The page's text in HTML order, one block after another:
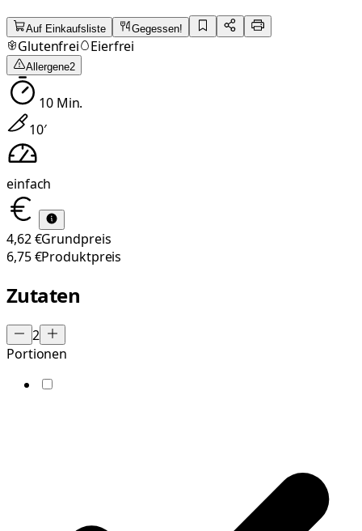
Auf Einkaufsliste Gegessen!
Glutenfrei Eierfrei
Allergene2
10Min.
10′
einfach
4,62 €Grundpreis
6,75 €Produktpreis
Zutaten
2
Portionen